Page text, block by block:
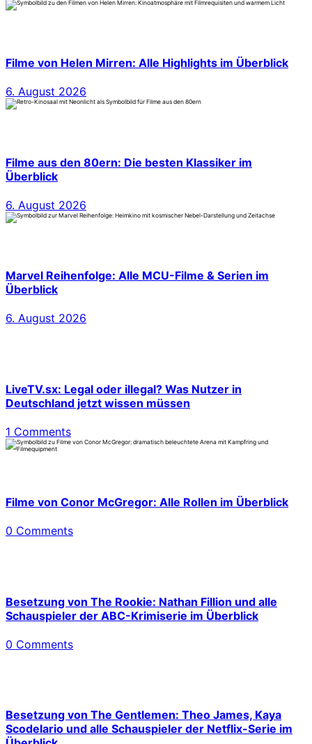
Filme von Helen Mirren: Alle Highlights im Überblick
6. August 2026
Filme aus den 80ern: Die besten Klassiker im
Überblick
6. August 2026
Marvel Reihenfolge: Alle MCU-Filme & Serien im
Überblick
6. August 2026
LiveTV.sx: Legal oder illegal? Was Nutzer in
Deutschland jetzt wissen müssen
1 Comments
Filme von Conor McGregor: Alle Rollen im Überblick
0 Comments
Besetzung von The Rookie: Nathan Fillion und alle
Schauspieler der ABC-Krimiserie im Überblick
0 Comments
Besetzung von The Gentlemen: Theo James, Kaya
Scodelario und alle Schauspieler der Netflix-Serie im